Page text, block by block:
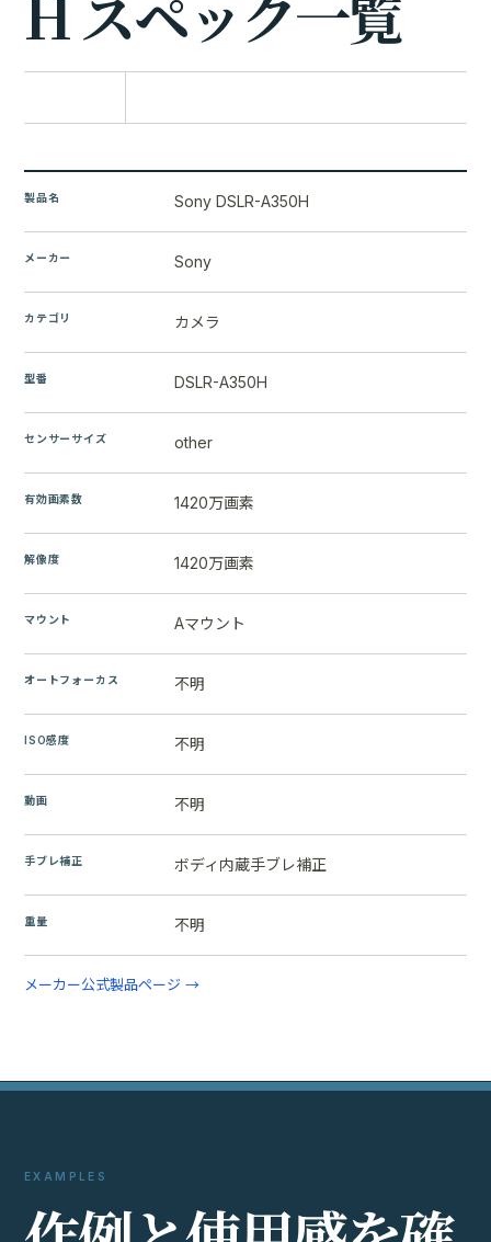
製品名 Sony DSLR-A350H
メーカー Sony
カテゴリ カメラ
型番 DSLR-A350H
センサーサイズ other
有効画素数 1420万画素
解像度 1420万画素
マウント Aマウント
オートフォーカス 不明
ISO感度 不明
動画 不明
手ブレ補正 ボディ内蔵手ブレ補正
重量 不明
メーカー公式製品ページ →
EXAMPLES